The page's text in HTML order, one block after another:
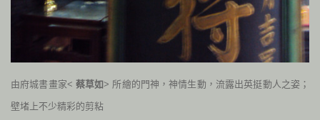
由府城書畫家< 蔡草如> 所繪的門神，神情生動，流露出英挺動人之姿；
壁堵上不少精彩的剪粘